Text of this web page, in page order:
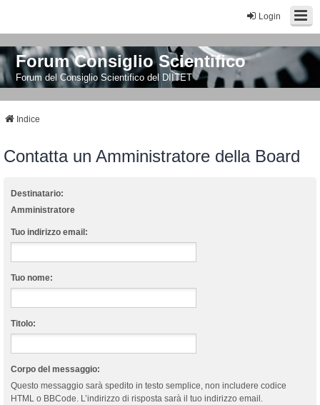
Login
Forum Consiglio Scientifico
Forum del Consiglio Scientifico del DIITET
Indice
Contatta un Amministratore della Board
Destinatario:
Amministratore
Tuo indirizzo email:
Tuo nome:
Titolo:
Corpo del messaggio:
Questo messaggio sarà spedito in testo semplice, non includere codice
HTML o BBCode. L’indirizzo di risposta sarà il tuo indirizzo email.